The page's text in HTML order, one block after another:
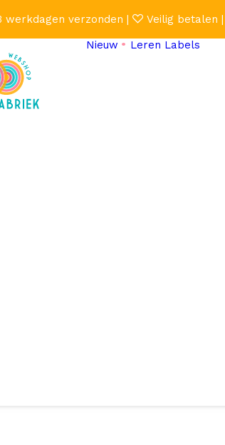
werkdagen verzonden | Veilig betalen |
Nieuw
Leren Labels